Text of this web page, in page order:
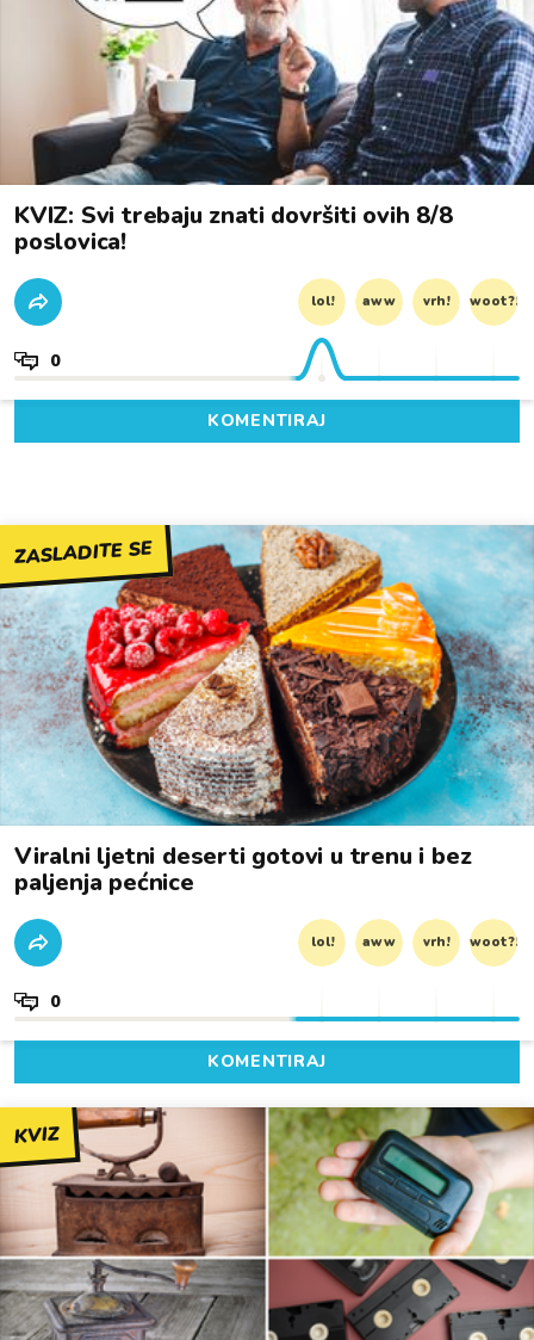
KVIZ: Svi trebaju znati dovršiti ovih 8/8
poslovica!
lol! aww vrh! woot?!
0
KOMENTIRAJ
ZASLADITE SE
Viralni ljetni deserti gotovi u trenu i bez
paljenja pećnice
lol! aww vrh! woot?!
0
KOMENTIRAJ
KVIZ